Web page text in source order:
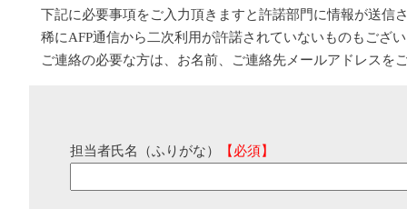
下記に必要事項をご入力頂きますと許諾部門に情報が送信
稀にAFP通信から二次利用が許諾されていないものもござ
ご連絡の必要な方は、お名前、ご連絡先メールアドレスを
担当者氏名（ふりがな） 【必須】